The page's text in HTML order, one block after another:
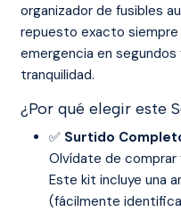
organizador de fusibles
repuesto exacto siempre
emergencia en
tranquilidad.
¿Por qué elegir este
✅ Surtido
Olvídate de comprar
Este kit incluye una
(fácilmente